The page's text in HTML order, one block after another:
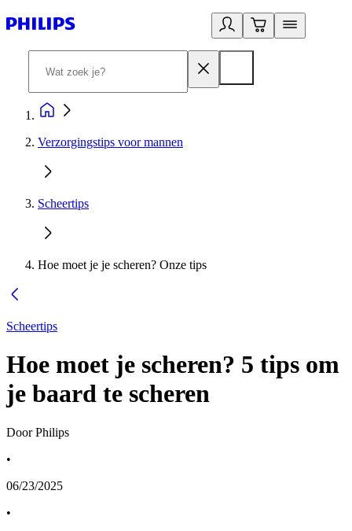
Verzorgingstips voor mannen
Scheertips
Hoe moet je je scheren? Onze tips
Scheertips
Hoe moet je scheren? 5 tips om
je baard te scheren
Door Philips
•
06/23/2025
•